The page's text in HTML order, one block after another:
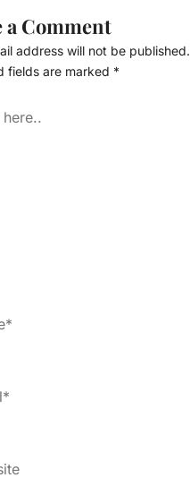
a Comment
address will not be published.
fields are marked *